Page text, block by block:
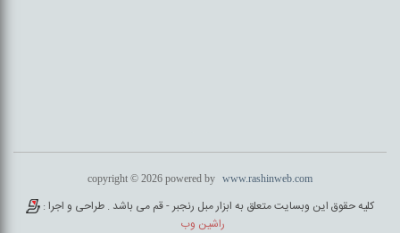
copyright © 2026 powered by www.rashinweb.com
کلیه حقوق این وبسایت متعلق به ابزار مبل رنجبر - قم می باشد . طراحی و اجرا :
راشین وب